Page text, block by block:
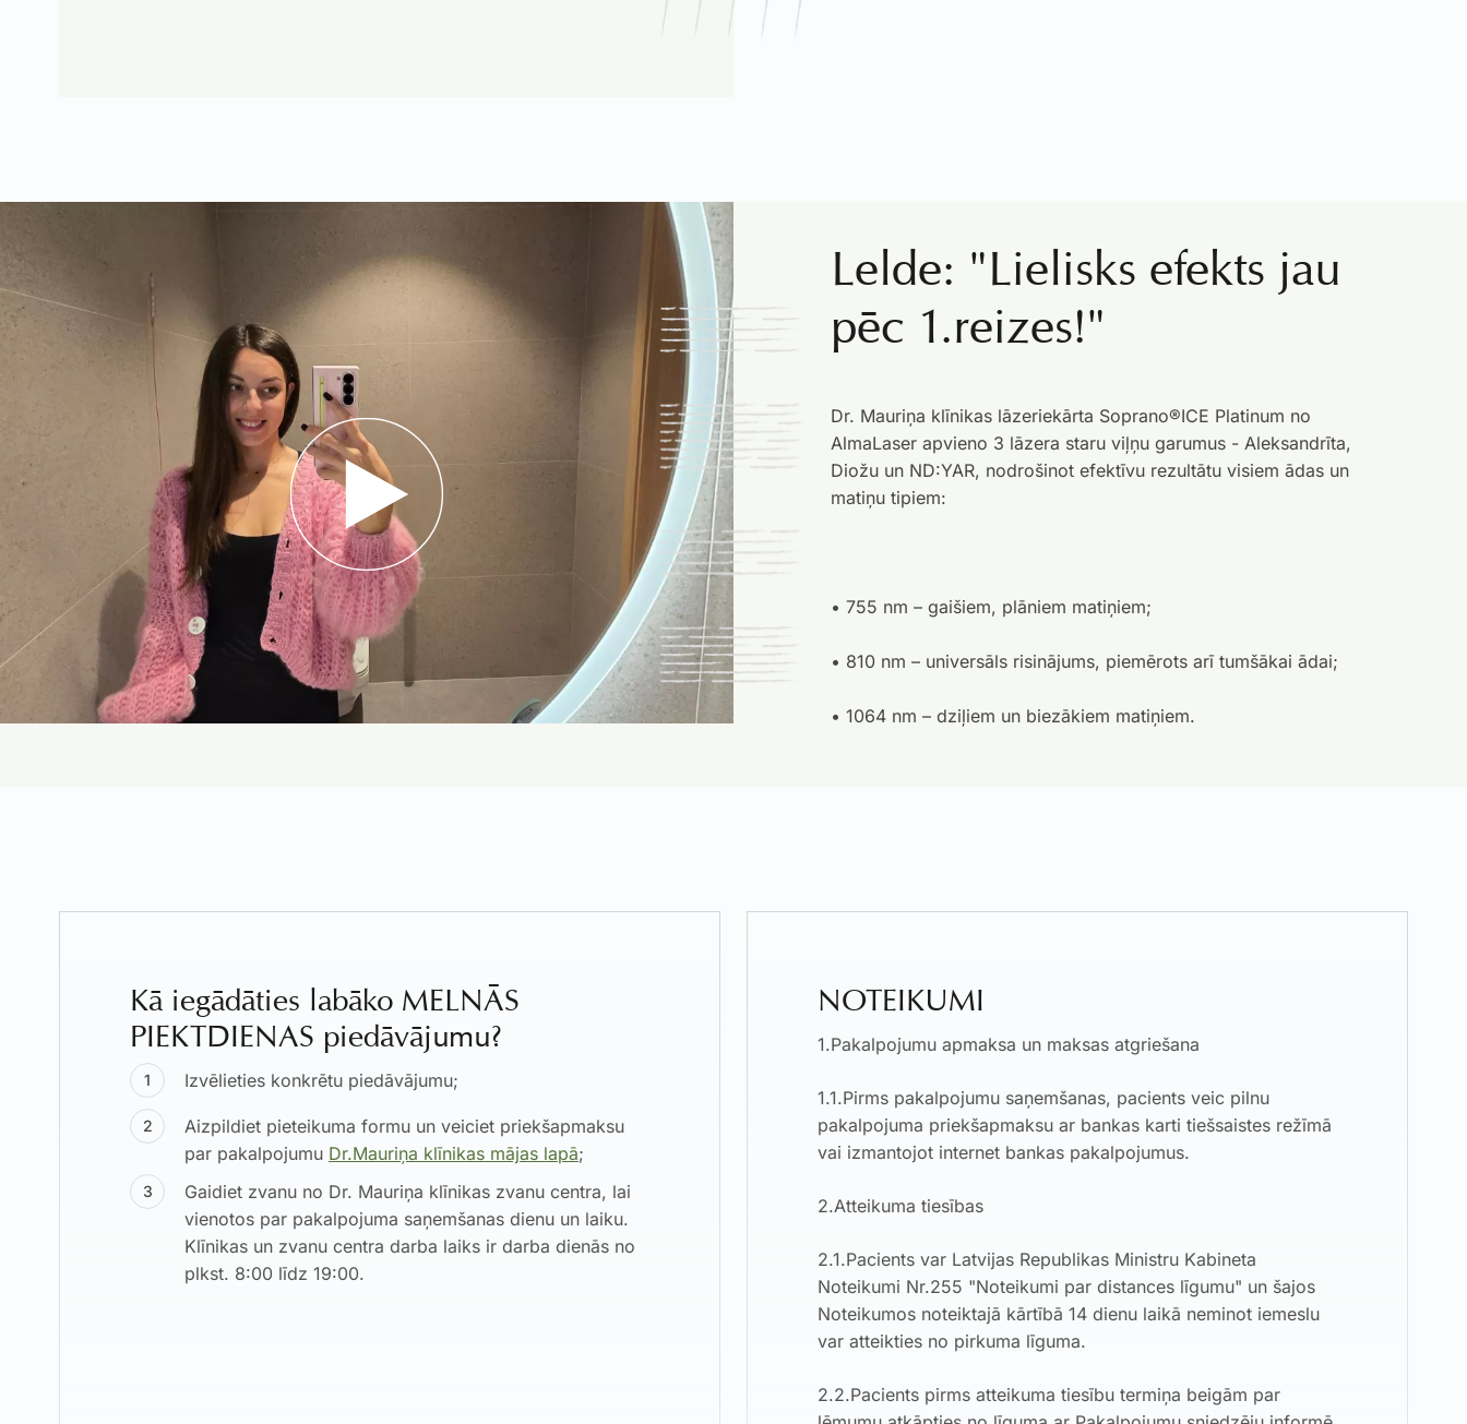
Lelde: "Lielisks efekts jau
pēc 1.reizes!"
Dr. Mauriņa klīnikas lāzeriekārta Soprano®ICE Platinum no
AlmaLaser apvieno 3 lāzera staru viļņu garumus - Aleksandrīta,
Diožu un ND:YAR, nodrošinot efektīvu rezultātu visiem ādas un
matiņu tipiem:
• 755 nm – gaišiem, plāniem matiņiem;
• 810 nm – universāls risinājums, piemērots arī tumšākai ādai;
• 1064 nm – dziļiem un biezākiem matiņiem.
Kā iegādāties labāko MELNĀS
PIEKTDIENAS piedāvājumu?
Izvēlieties konkrētu piedāvājumu;
Aizpildiet pieteikuma formu un veiciet priekšapmaksu
par pakalpojumu Dr.Mauriņa klīnikas mājas lapā;
Gaidiet zvanu no Dr. Mauriņa klīnikas zvanu centra, lai
vienotos par pakalpojuma saņemšanas dienu un laiku.
Klīnikas un zvanu centra darba laiks ir darba dienās no
plkst. 8:00 līdz 19:00.
NOTEIKUMI
1.Pakalpojumu apmaksa un maksas atgriešana
1.1.Pirms pakalpojumu saņemšanas, pacients veic pilnu
pakalpojuma priekšapmaksu ar bankas karti tiešsaistes režīmā
vai izmantojot internet bankas pakalpojumus.
2.Atteikuma tiesības
2.1.Pacients var Latvijas Republikas Ministru Kabineta
Noteikumi Nr.255 "Noteikumi par distances līgumu" un šajos
Noteikumos noteiktajā kārtībā 14 dienu laikā neminot iemeslu
var atteikties no pirkuma līguma.
2.2.Pacients pirms atteikuma tiesību termiņa beigām par